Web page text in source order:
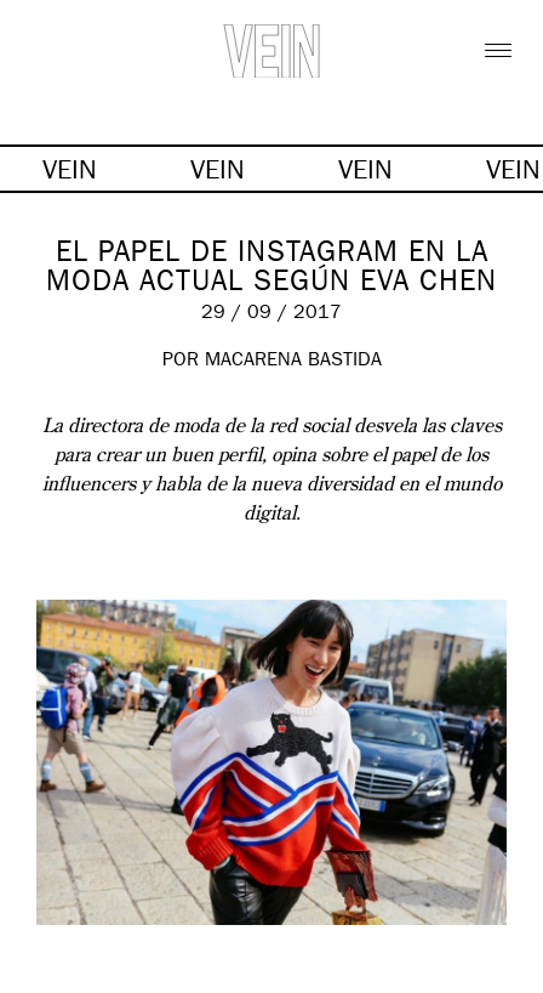
VEIN VEIN VEIN
EL PAPEL DE INSTAGRAM EN LA
MODA ACTUAL SEGÚN EVA CHEN
29 / 09 / 2017
POR MACARENA BASTIDA
La directora de moda de la red social desvela las claves
para crear un buen perfil, opina sobre el papel de los
influencers y habla de la nueva diversidad en el mundo
digital.